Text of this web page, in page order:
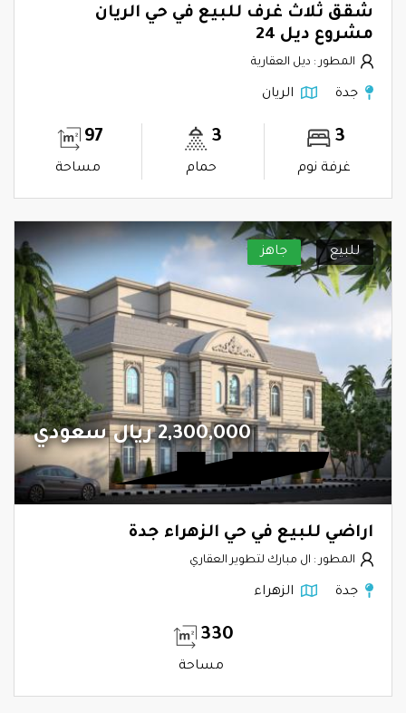
شقق ثلاث غرف للبيع في حي الريان
مشروع ديل 24
المطور : ديل العقارية
جدة الريان
3
غرفة نوم
3
حمام
97
مساحة
للبيع جاهز
2,300,000 ريال سعودي
اراضي للبيع في حي الزهراء جدة
المطور : ال مبارك لتطوير العقاري
جدة الزهراء
330
مساحة